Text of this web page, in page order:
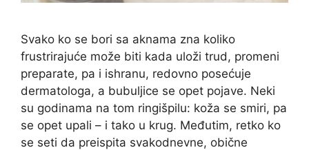
Svako ko se bori sa aknama zna koliko
frustrirajuće može biti kada uloži trud, promeni
preparate, pa i ishranu, redovno posećuje
dermatologa, a bubuljice se opet pojave. Neki
su godinama na tom ringišpilu: koža se smiri, pa
se opet upali – i tako u krug. Međutim, retko ko
se seti da preispita svakodnevne, obične